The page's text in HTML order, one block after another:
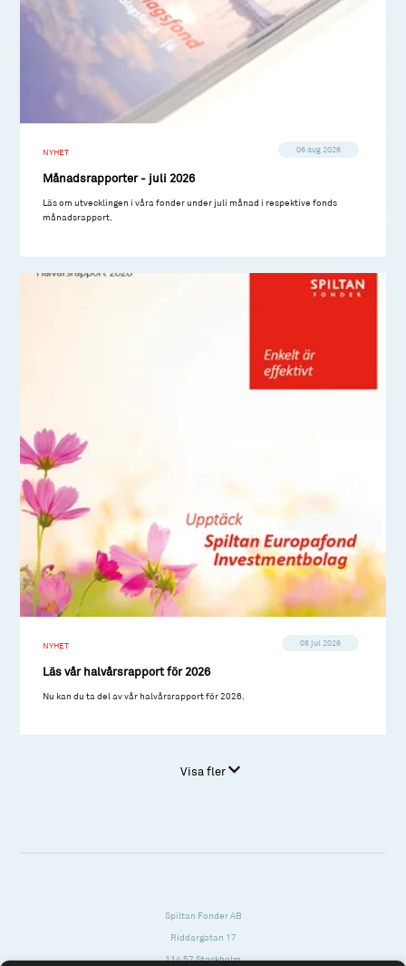
NYHET 06 aug 2026
Månadsrapporter - juli 2026
Läs om utvecklingen i våra fonder under juli månad i respektive fonds
månadsrapport.
NYHET 08 jul 2026
Läs vår halvårsrapport för 2026
Nu kan du ta del av vår halvårsrapport för 2026.
Visa fler
Spiltan Fonder AB
Riddargatan 17
114 57 Stockholm